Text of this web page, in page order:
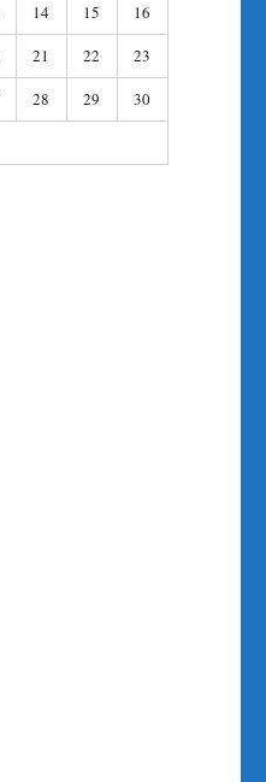
14 15
16
21 22
23
28 29
30